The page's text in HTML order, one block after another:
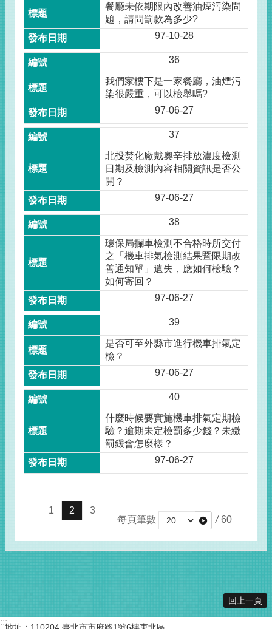
餐廳未依期限內改善油煙污染問
題，請問罰款為多少?
97-10-28
36
我們家樓下是一家餐廳，油煙污
染很嚴重，可以檢舉嗎?
97-06-27
37
北投焚化廠戴奧辛排放濃度檢測
日期及檢測內容相關資訊是否公
開？
97-06-27
38
環保局攔車檢測不合格時所交付
之「機車排氣檢測結果暨限期改
善通知單」遺失，應如何檢驗？
如何寄回？
97-06-27
39
是否可至外縣市進行機車排氣定
檢？
97-06-27
40
什麼時候要實施機車排氣定期檢
驗？逾期未定檢罰多少錢？未繳
罰鍰會怎麼樣？
97-06-27
1 2
3
每頁筆數
/ 60
回上一頁
:::